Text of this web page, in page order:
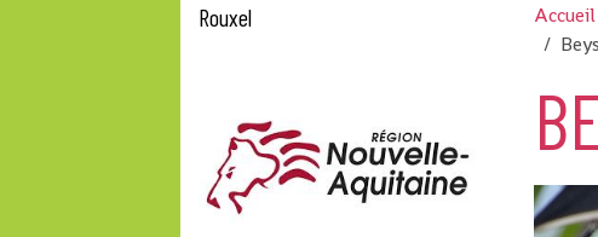
Accueil
Rouxel